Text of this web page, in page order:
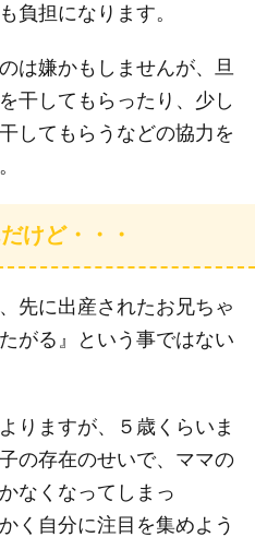
負担になります。
は嫌かもしませんが、旦
干してもらったり、少し
してもらうなどの協力を
けど・・・
先に出産されたお兄ちゃ
がる』という事ではない
りますが、５歳くらいま
の存在のせいで、ママの
なくなってしまっ
く自分に注目を集めよう